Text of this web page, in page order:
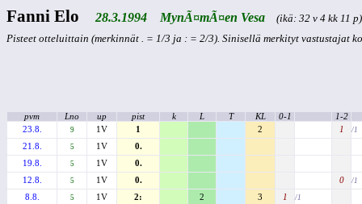
Fanni Elo28.3.1994 MynÃ¤mÃ¤en Vesa
(ikä: 32 v 4 kk 11 p)
Pisteet otteluittain (merkinnät . = 1/3 ja : = 2/3). Sinisellä merkityt vastustajat
pvm Lno up pist k L T KL 0-1
1-2
23.8.
9 1V 1 2 1 /1
21.8. 5 1V
0.
19.8.
5 1V
0.
12.8.
5 1V 0. 0 /1
8.8. 5 1V 2: 2 3 1 /1